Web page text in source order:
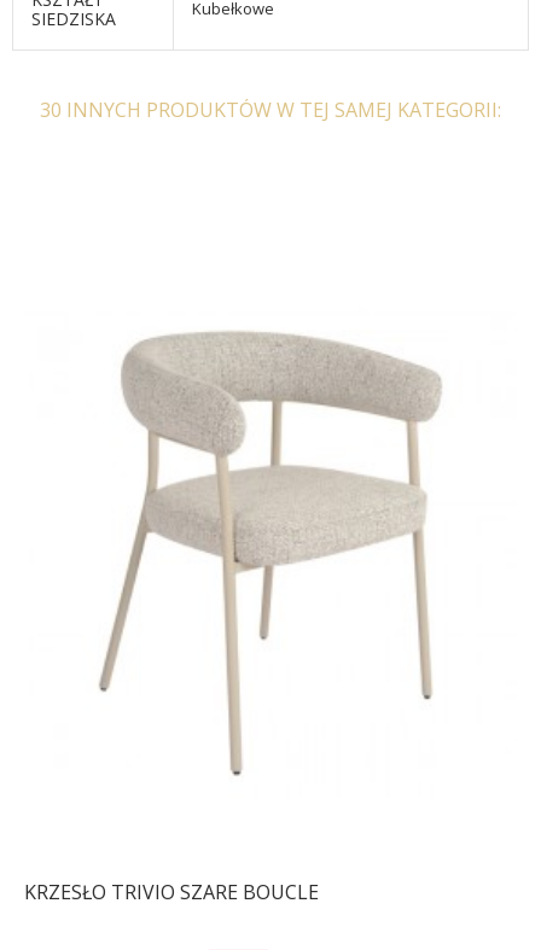
SIEDZISKA
Kubełkowe
KRZESŁO OBROTOWE
LOUNGER BRĄZOWE
647,17 zł
FOTEL OBROTOWY
LOUNGER SZARY
948,36 zł 1 065,57 zł
30 INNYCH PRODUKTÓW W TEJ SAMEJ KATEGORII:
KRZESŁO TRIVIO SZARE BOUCLE